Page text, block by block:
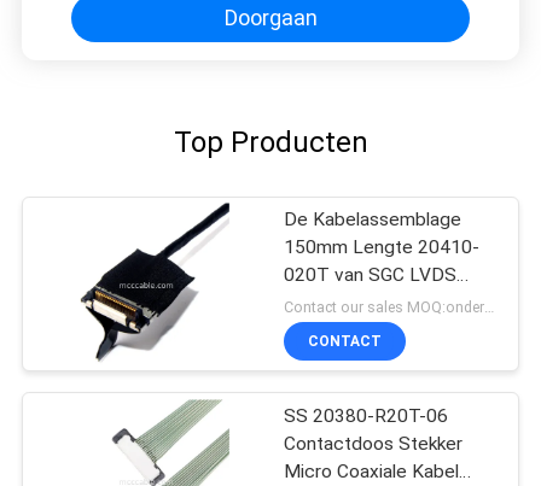
Doorgaan
Top Producten
De Kabelassemblage
150mm Lengte 20410-
020T van SGC LVDS
voor LCD het Scherm
Contact our sales MOQ:onderhandelbaar
CONTACT
SS 20380-R20T-06
Contactdoos Stekker
Micro Coaxiale Kabel